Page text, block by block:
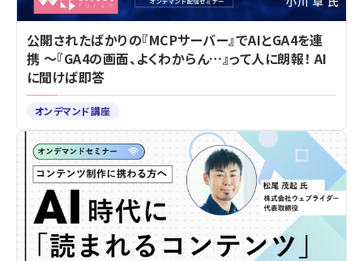
公開されたばかりの『MCPサーバー』でAIとGA4を連
携 ～『GA4の画面、よくわからん…』って人に朗報！ AI
に聞けば即答
オンデマンド講座